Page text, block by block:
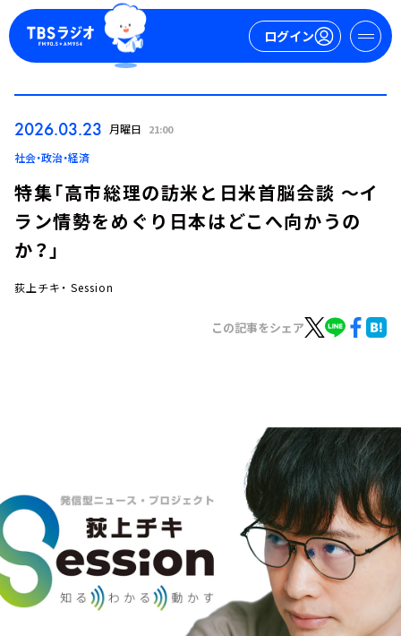
ログイン
2026.03.23 月曜日 21:00
社会・政治・経済
特集「高市総理の訪米と日米首脳会談 ～イ
ラン情勢をめぐり日本はどこへ向かうの
か？」
荻上チキ・ Session
この記事をシェア